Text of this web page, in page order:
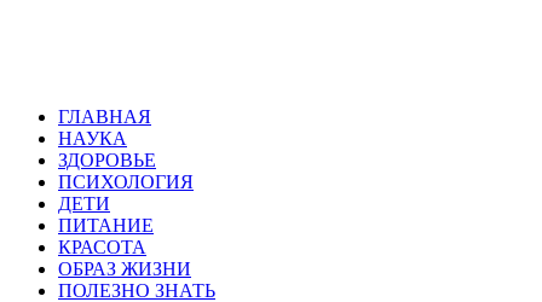
ГЛАВНАЯ
НАУКА
ЗДОРОВЬЕ
ПСИХОЛОГИЯ
ДЕТИ
ПИТАНИЕ
КРАСОТА
ОБРАЗ ЖИЗНИ
ПОЛЕЗНО ЗНАТЬ